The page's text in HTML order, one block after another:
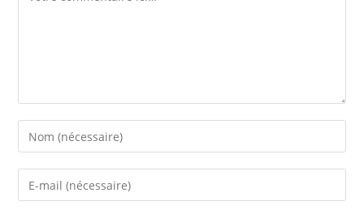
Enter
your
name
Enter
your